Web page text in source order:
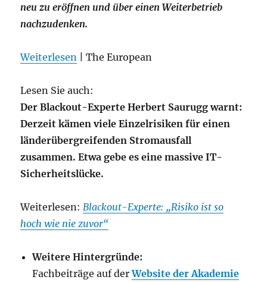
neu zu eröffnen und über einen Weiterbetrieb
nachzudenken.
Weiterlesen | The European
Lesen Sie auch:
Der Blackout-Experte Herbert Saurugg warnt:
Derzeit kämen viele Einzelrisiken für einen
länderübergreifenden Stromausfall
zusammen. Etwa gebe es eine massive IT-
Sicherheitslücke.
Weiterlesen: Blackout-Experte: „Risiko ist so
hoch wie nie zuvor“
Weitere Hintergründe:
Fachbeiträge auf derWebsite der Akademie